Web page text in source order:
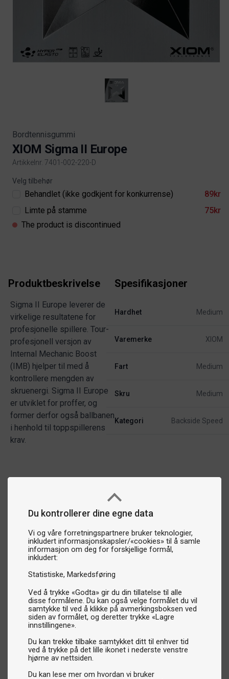
Du kontrollerer dine egne data
Vi og våre forretningspartnere bruker teknologier,
inkludert informasjonskapsler/«cookies» til å samle
informasjon om deg for forskjellige formål,
inkludert:
Statistiske Markedsføring
Ved å trykke «Godta» gir du din tillatelse til alle
disse formålene. Du kan også velge formålet du vil
samtykke til ved å klikke på avmerkingsboksen ved
siden av formålet, og deretter trykke «Lagre
innstillingene».
Du kan trekke tilbake samtykket ditt til enhver tid
ved å trykke på det lille ikonet i nederste venstre
hjørne av nettsiden.
Du kan lese mer om hvordan vi bruker
Bordtennisgummi
XIOM Sigma II Europe
Artikkelnr. 7401-002-220-D
Product information
Velg tilbehør
Behandlet (ikke godkjent for konkurrense)
89kr
Limte på stamme
75kr
The product is discontinued
Produktbeskrivelse
Sigma II Europe leverer de
virkelige resultatene for
profesjonelle spillere. Tour-
profesjonell versjon av
Internal Mechanic Boost
(IMB) hjelper til med å
kontrollere mengden av
skruenergi. Sigma II Europe
er utviklet for proffer, og
former derfor også ballbanen
i henhold til toppspillerens
krav.
Spesifikasjoner
Hardhet Medium
Varemerke XIOM
Fart Medium
Skru Medium
Kategori Backside Speed